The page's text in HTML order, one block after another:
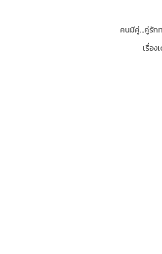
คนมีคู่...คู่รัก
เรื่อ